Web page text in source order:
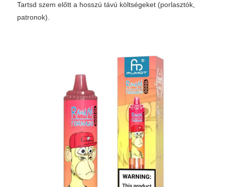
Tartsd szem előtt a hosszú távú költségeket (porlasztók,
patronok).